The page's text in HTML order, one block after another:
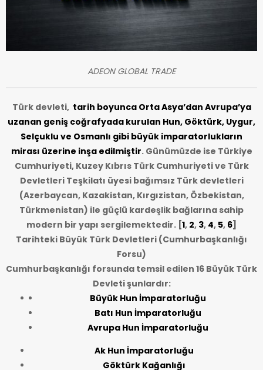
ADEON GLOBAL TRADE
Türk devleti, tarih boyunca Orta Asya’dan Avrupa’ya
uzanan geniş coğrafyada kurulan Hun, Göktürk, Uygur,
Selçuklu ve Osmanlı gibi büyük imparatorlukların
mirası üzerine inşa edilmiştir. Günümüzde ise Türkiye
Cumhuriyeti, Kuzey Kıbrıs Türk Cumhuriyeti ve Türk
Devletleri Teşkilatı üyesi bağımsız Türk devletleri
(Azerbaycan, Kazakistan, Kırgızistan, Özbekistan,
Türkmenistan) ile güçlü kardeşlik bağlarına sahip
modern bir yapı sergilemektedir. [1, 2, 3, 4, 5, 6]
Tarihteki Büyük Türk Devletleri (Cumhurbaşkanlığı
Forsu)
Cumhurbaşkanlığı forsunda temsil edilen 16 Büyük Türk
Devleti şunlardır:
Büyük Hun İmparatorluğu
Batı Hun İmparatorluğu
Avrupa Hun İmparatorluğu
Ak Hun İmparatorluğu
Göktürk Kağanlığı